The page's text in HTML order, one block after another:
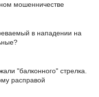
мошенничестве
в нападении на
"балконного" стрелка.
расправой